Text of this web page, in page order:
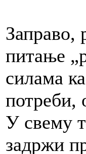
Заправо,
питање
силама
потреби,
У свему
задржи